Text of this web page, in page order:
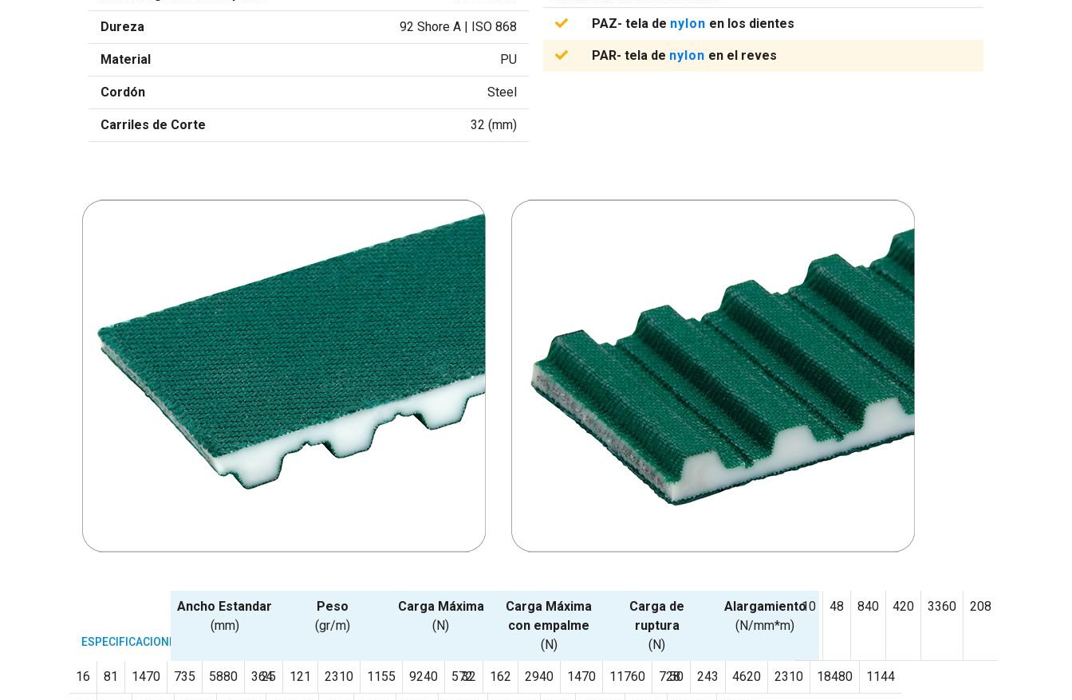
Dureza 92 Shore A | ISO 868
Material PU
Cordón Steel
Carriles de Corte 32 (mm)
PAZ- tela de nylon en los dientes
PAR- tela de nylon en el reves
ESPECIFICACIONES
Ancho Estandar
(mm)
Peso
(gr/m)
Carga Máxima
(N)
Carga Máxima
con empalme
(N)
Carga de
ruptura
(N)
Alargamiento
(N/mm*m)
10 48 840 420 3360 208
16 81 1470 735 5880 364
25 121 2310 1155 9240 572
32 162 2940 1470 11760 728
50 243 4620 2310 18480 1144